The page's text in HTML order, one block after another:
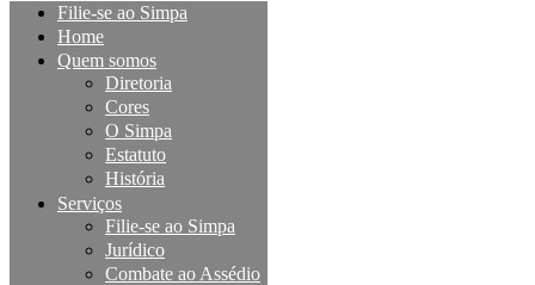
Filie-se ao Simpa
Home
Quem somos
Diretoria
Cores
O Simpa
Estatuto
História
Serviços
Filie-se ao Simpa
Jurídico
Combate ao Assédio